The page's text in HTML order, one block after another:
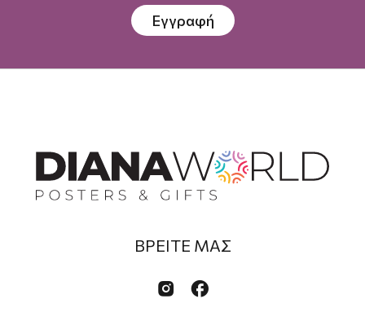
Εγγραφή
ΒΡΕΙΤΕ ΜΑΣ
 